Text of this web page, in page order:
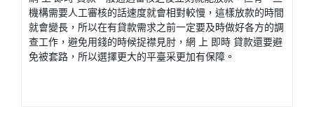
機構需要人工審核的話速度就會相對較慢，這樣放款的時間
就會變長，所以在有貸款需求之前一定要及時做好各方的調
查工作，避免用錢的時候捉襟見肘，網 上 即時 貸款還要避
免被套路，所以選擇更大的平臺采更加有保障。